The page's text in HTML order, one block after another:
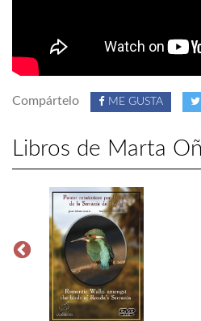
Compártelo ME GUSTA
Libros de Marta